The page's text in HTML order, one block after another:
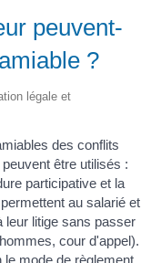
peuvent-
?
légale et
des conflits
être utilisés :
participative et la
au salarié et
leur litige sans passer
cour d'appel).
mode de règlement